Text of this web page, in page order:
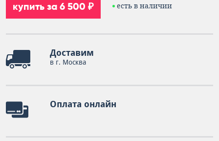
купить за 6 500 ₽ есть в наличии
Доставим
в г. Москва
Оплата онлайн